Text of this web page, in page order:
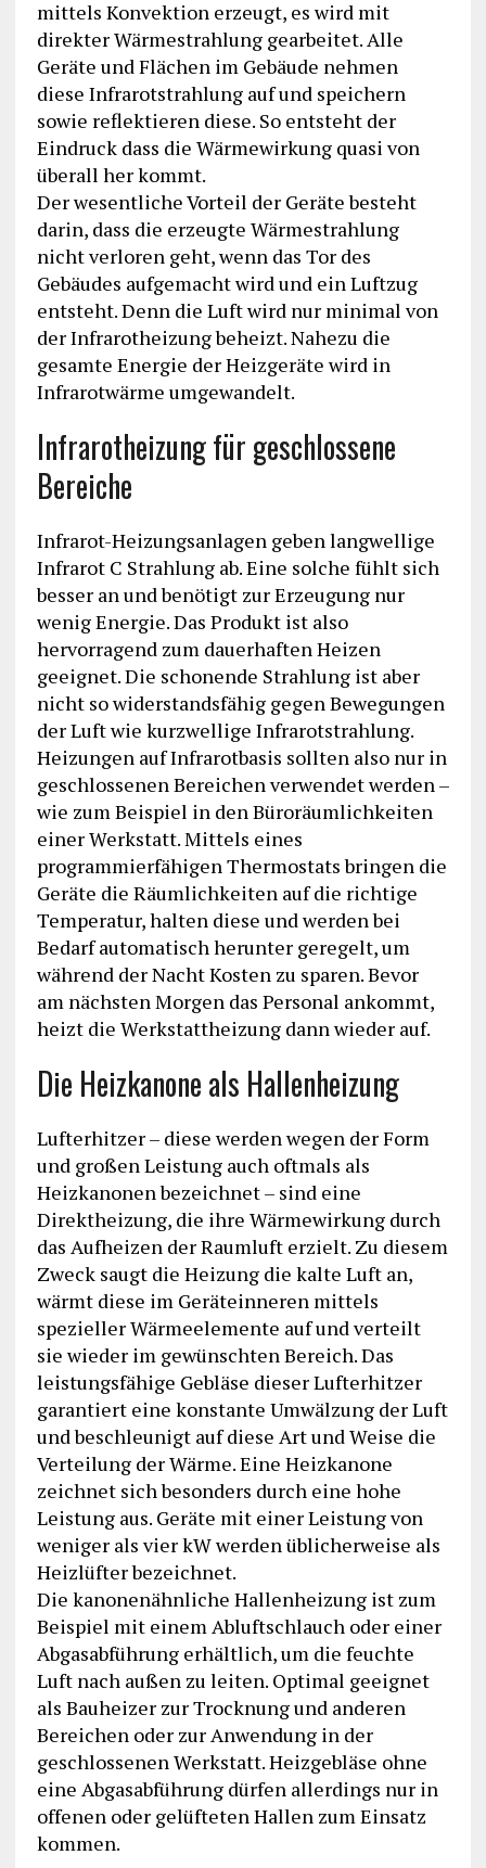
mittels Konvektion erzeugt, es wird mit
direkter Wärmestrahlung gearbeitet. Alle
Geräte und Flächen im Gebäude nehmen
diese Infrarotstrahlung auf und speichern
sowie reflektieren diese. So entsteht der
Eindruck dass die Wärmewirkung quasi von
überall her kommt.
Der wesentliche Vorteil der Geräte besteht
darin, dass die erzeugte Wärmestrahlung
nicht verloren geht, wenn das Tor des
Gebäudes aufgemacht wird und ein Luftzug
entsteht. Denn die Luft wird nur minimal von
der Infrarotheizung beheizt. Nahezu die
gesamte Energie der Heizgeräte wird in
Infrarotwärme umgewandelt.
Infrarotheizung für geschlossene
Bereiche
Infrarot-Heizungsanlagen geben langwellige
Infrarot C Strahlung ab. Eine solche fühlt sich
besser an und benötigt zur Erzeugung nur
wenig Energie. Das Produkt ist also
hervorragend zum dauerhaften Heizen
geeignet. Die schonende Strahlung ist aber
nicht so widerstandsfähig gegen Bewegungen
der Luft wie kurzwellige Infrarotstrahlung.
Heizungen auf Infrarotbasis sollten also nur in
geschlossenen Bereichen verwendet werden –
wie zum Beispiel in den Büroräumlichkeiten
einer Werkstatt. Mittels eines
programmierfähigen Thermostats bringen die
Geräte die Räumlichkeiten auf die richtige
Temperatur, halten diese und werden bei
Bedarf automatisch herunter geregelt, um
während der Nacht Kosten zu sparen. Bevor
am nächsten Morgen das Personal ankommt,
heizt die Werkstattheizung dann wieder auf.
Die Heizkanone als Hallenheizung
Lufterhitzer – diese werden wegen der Form
und großen Leistung auch oftmals als
Heizkanonen bezeichnet – sind eine
Direktheizung, die ihre Wärmewirkung durch
das Aufheizen der Raumluft erzielt. Zu diesem
Zweck saugt die Heizung die kalte Luft an,
wärmt diese im Geräteinneren mittels
spezieller Wärmeelemente auf und verteilt
sie wieder im gewünschten Bereich. Das
leistungsfähige Gebläse dieser Lufterhitzer
garantiert eine konstante Umwälzung der Luft
und beschleunigt auf diese Art und Weise die
Verteilung der Wärme. Eine Heizkanone
zeichnet sich besonders durch eine hohe
Leistung aus. Geräte mit einer Leistung von
weniger als vier kW werden üblicherweise als
Heizlüfter bezeichnet.
Die kanonenähnliche Hallenheizung ist zum
Beispiel mit einem Abluftschlauch oder einer
Abgasabführung erhältlich, um die feuchte
Luft nach außen zu leiten. Optimal geeignet
als Bauheizer zur Trocknung und anderen
Bereichen oder zur Anwendung in der
geschlossenen Werkstatt. Heizgebläse ohne
eine Abgasabführung dürfen allerdings nur in
offenen oder gelüfteten Hallen zum Einsatz
kommen.